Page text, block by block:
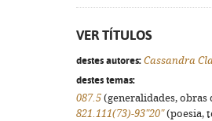
VER TÍTULOS
destes autores: Cassandra
destes temas:
087.5 (generalidades,
821.111(73)-93"20"(poesia,